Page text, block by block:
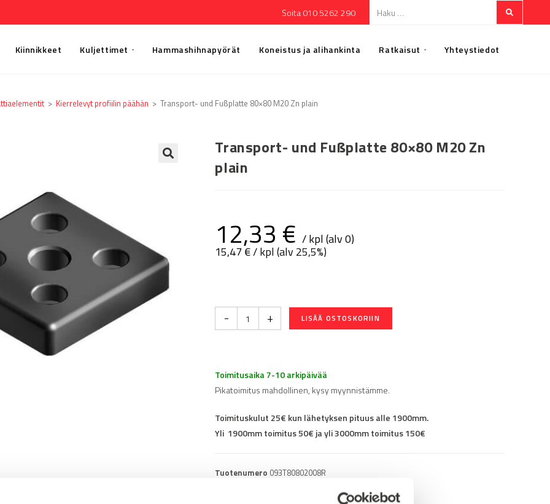
Soita 010 5262 290
Kiinnikkeet Kuljettimet Hammashihnapyörät Koneistus ja alihankinta Ratkaisut Yhteystiedot
> Kierrelevyt profiilin päähän > Transport- und Fußplatte 80×80 M20 Zn plain
Transport- und Fußplatte 80×80 M20 Zn
plain
12,33 € / kpl (alv 0)
15,47€/ kpl (alv 25,5%)
- + LISÄÄ OSTOSKORIIN
Toimitusaika 7-10 arkipäivää
Pikatoimitus mahdollinen, kysy myynnistämme.
Toimituskulut 25€ kun lähetyksen pituus alle 1900mm.
Yli 1900mm toimitus 50€ ja yli 3000mm toimitus 150€
Tuotenumero 093T80802008R